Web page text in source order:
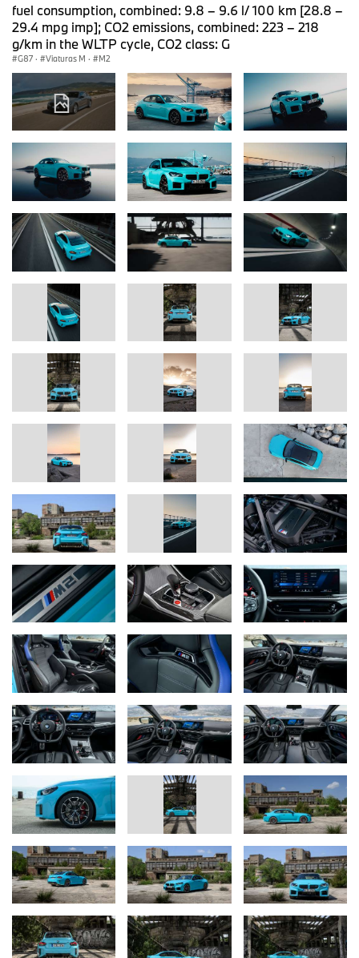
fuel consumption, combined: 9.8 – 9.6 l/ 100 km [28.8 –
29.4 mpg imp]; CO2 emissions, combined: 223 – 218
g/km in the WLTP cycle, CO2 class: G
G87 · Viaturas M · M2